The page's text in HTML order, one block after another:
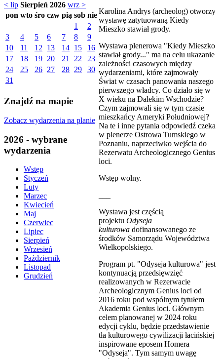
< lip Sierpień 2026 wrz >
pon wto śro czw pią sob nie
1
2
3
4 5 6 7 8
9
10
11 12 13 14 15
16
17
18 19 20 21 22
23
24
25 26 27 28 29
30
31
Znajdź na mapie
Zobacz wydarzenia na planie
2026 - wybrane
wydarzenia
Wstęp
Styczeń
Luty
Marzec
Kwiecień
Maj
Czerwiec
Lipiec
Sierpień
Wrzesień
Październik
Listopad
Grudzień
Karolina Andrys (archeolog) otworzy
wystawę zatytuowaną Kiedy
Mieszko stawiał grody.
Wystawa plenerowa "Kiedy Mieszko
stawiał grody..." ma na celu ukazanie
zależności czasowych między
wydarzeniami, które zajmowały
Świat w czasach panowania naszego
pierwszego władcy. Co działo się w
X wieku na Dalekim Wschodzie?
Czym zajmowali się w tym czasie
mieszkańcy Ameryki Południowej?
Na te i inne pytania odpowiedź czeka
w plenerze Ostrowa Tumskiego w
Poznaniu, naprzeciwko wejścia do
Rezerwatu Archeologicznego Genius
loci.
Wstęp wolny.
Wystawa jest częścią
projektu Odyseja
kulturowa dofinansowanego ze
środków Samorządu Województwa
Wielkopolskiego.
Program pt. "Odyseja kulturowa" jest
kontynuacją przedsięwzięć
realizowanych w Rezerwacie
Archeologicznym Genius loci od
2016 roku pod wspólnym tytułem
Akademia Genius loci. Głównym
celem planowanej w 2024 roku
edycji cyklu, będzie przedstawienie
tła kulturowego cywilizacji łacińskiej
inspirowane eposem Homera
"Odyseja". Tym samym uwagę